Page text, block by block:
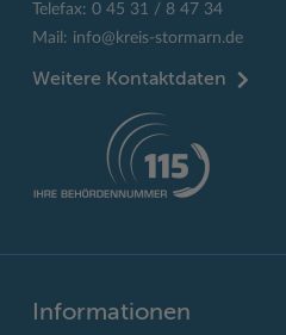
Telefax: 0 45 31 / 8 47 34
Mail: info@kreis-stormarn.de
Weitere Kontaktdaten
Informationen